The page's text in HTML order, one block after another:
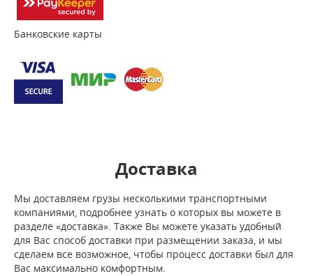
Банковские карты
Доставка
Мы доставляем грузы несколькими транспортными
компаниями, подробнее узнать о которых вы можете в
разделе «доставка». Также Вы можете указать удобный
для Вас способ доставки при размещении заказа, и мы
сделаем все возможное, чтобы процесс доставки был для
Вас максимально комфортным.